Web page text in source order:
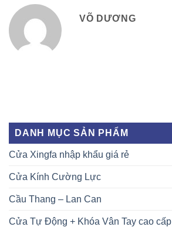
VÕ DƯƠNG
DANH MỤC SẢN PHẨM
Cửa Xingfa nhập khẩu giá rẻ
Cửa Kính Cường Lực
Cầu Thang – Lan Can
Cửa Tự Động + Khóa Vân Tay cao cấp